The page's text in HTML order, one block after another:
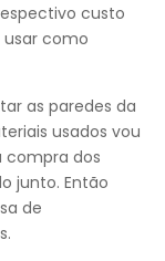
custo
usar como
as paredes da
usados vou
compra dos
junto. Então
de